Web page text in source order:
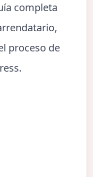
completa
proceso de